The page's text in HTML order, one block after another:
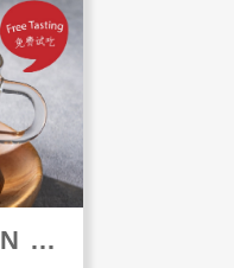
馬來西亞 Tasty TAIWAN 台灣好食日